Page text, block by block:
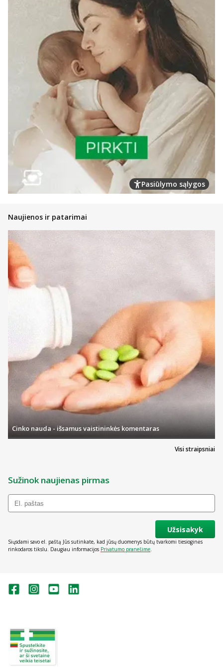
Pasiūlymo sąlygos
Naujienos ir patarimai
Visi straipsniai
Cinko nauda - išsamus vaistininkės komentaras
Sužinok naujienas pirmas
Užsisakyk
Siųsdami savo el. paštą Jūs sutinkate, kad jūsų duomenys būtų tvarkomi tiesioginės
rinkodaros tikslu. Daugiau informacijos Privatumo pranešime.